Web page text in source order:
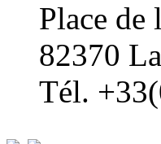
Place
82370
Tél.